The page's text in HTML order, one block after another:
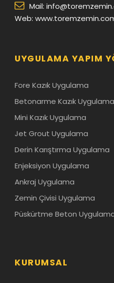
Mail:
Web:
UYGULAMA YAPIM
Fore Kazık Uygulama
Betonarme Kazık Uygulama
Mini Kazık Uygulama
Jet Grout Uygulama
Derin Karıştırma Uygulama
Enjeksiyon Uygulama
Ankraj Uygulama
Zemin Çivisi Uygulama
Püskürtme Beton
KURUMSAL